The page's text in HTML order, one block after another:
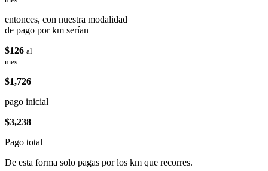
entonces, con nuestra modalidad
de pago por km serían
$126 al
mes
$1,726
pago inicial
$3,238
Pago total
De esta forma solo pagas por los km que recorres.